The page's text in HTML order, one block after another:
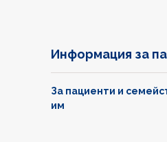
Информация за
За пациенти и
им